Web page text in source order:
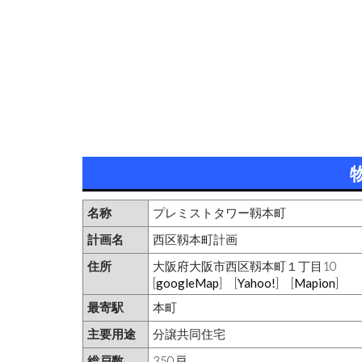
名称
プレミストタワー靱本町
計画名
西区靱本町計画
住所
大阪府大阪市西区靱本町１丁目10
[googleMap] [Yahoo!] [Mapion]
最寄駅
本町
主要用途
分譲共同住宅